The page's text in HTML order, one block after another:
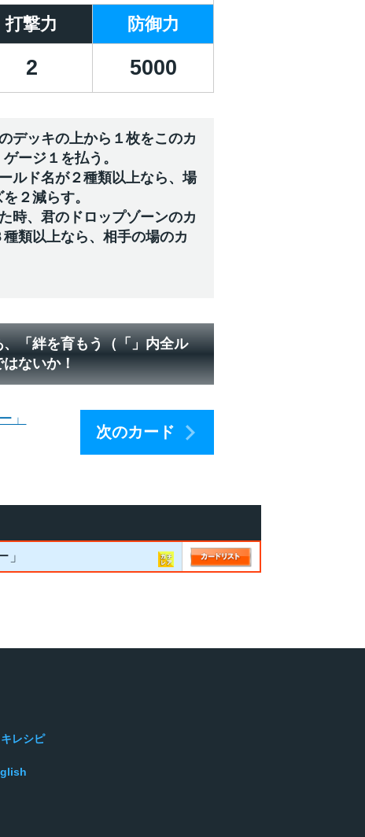
打撃力 防御力
2 5000
デッキの上から１枚をこのカ
ージ１を払う。
ルド名が２種類以上なら、場
２減らす。
時、君のドロップゾーンのカ
類以上なら、相手の場のカ
「絆を育もう（「」内全ル
ないか！
」
次のカード
レシピ